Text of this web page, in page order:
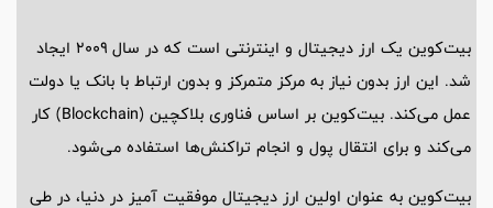
بیت‌کوین یک ارز دیجیتال و اینترنتی است که در سال ۲۰۰۹ ایجاد
شد. این ارز بدون نیاز به مرکز متمرکز و بدون ارتباط با بانک یا دولت
عمل می‌کند. بیت‌کوین بر اساس فناوری بلاکچین (Blockchain) کار
می‌کند و برای انتقال پول و انجام تراکنش‌ها استفاده می‌شود.
بیت‌کوین به عنوان اولین ارز دیجیتال موفقیت آمیز در دنیا، در طی